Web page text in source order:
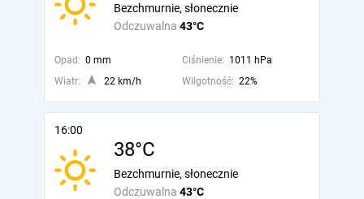
Odczuwalna 43°C
Bezchmurnie, słonecznie
Opad: 0 mm Ciśnienie: 1011 hPa
Wiatr:
22 km/h Wilgotność: 22%
16:00
38°C
Odczuwalna 43°C
Bezchmurnie, słonecznie